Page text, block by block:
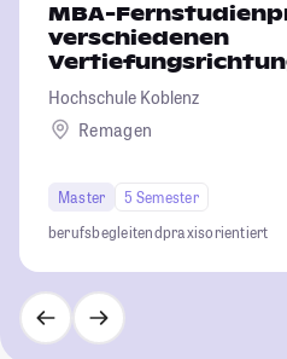
MBA-
verschiedenen
Hochschule Koblenz
Remagen
Master
5 Semester
berufsbegleitendpraxisorientiert